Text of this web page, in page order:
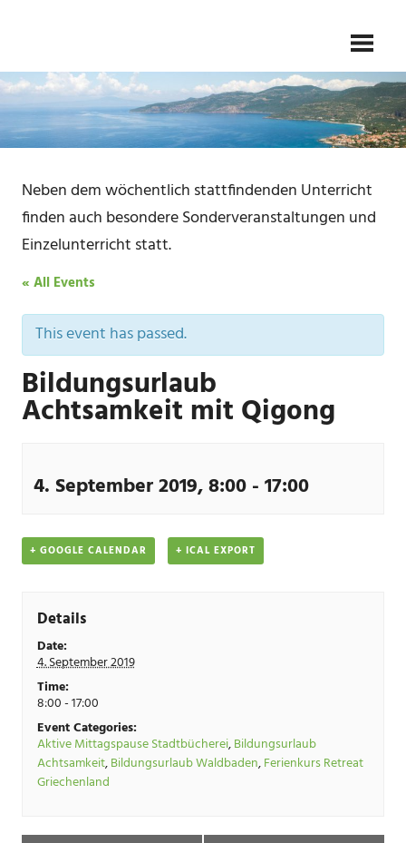
SCHULE
FLIEDER
–
Meditation
Neben dem wöchentlich stattfindenden Unterricht
finden auch besondere Sonderveranstaltungen und
Einzelunterricht statt.
« All Events
This event has passed.
Bildungsurlaub
Achtsamkeit mit Qigong
4. September 2019, 8:00 - 17:00
+ GOOGLE CALENDAR + ICAL EXPORT
Details
Date:
4. September 2019
Time:
8:00 - 17:00
Event Categories:
Aktive Mittagspause Stadtbücherei,Bildungsurlaub
Achtsamkeit,Bildungsurlaub Waldbaden,Ferienkurs Retreat
Griechenland